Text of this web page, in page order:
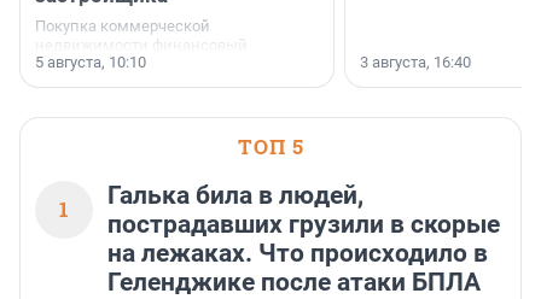
Покупка коммерческой
недвижимости финансовый
инструмент, доступный для многих
предпринимателей. Будь то новый
или готовый арендный бизнес —
успех сделки зависит от правильного
5 августа, 10:10 3 августа, 16:40
ТОП 5
1
Галька била в людей,
пострадавших грузили в скорые
на лежаках. Что происходило в
Геленджике после атаки БПЛА